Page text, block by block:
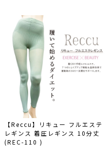
【Reccu】リキュー フルエステ
レギンス 着圧レギンス 10分丈
(REC-110 )